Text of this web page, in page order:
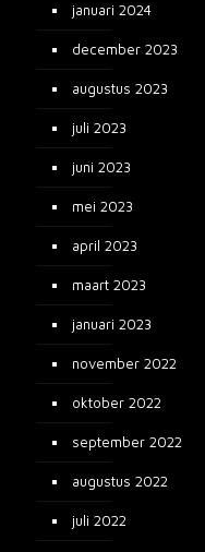
januari 2024
december 2023
augustus 2023
juli 2023
juni 2023
mei 2023
april 2023
maart 2023
januari 2023
november 2022
oktober 2022
september 2022
augustus 2022
juli 2022